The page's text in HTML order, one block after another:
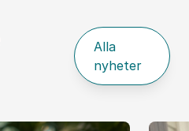
Alla
nyheter